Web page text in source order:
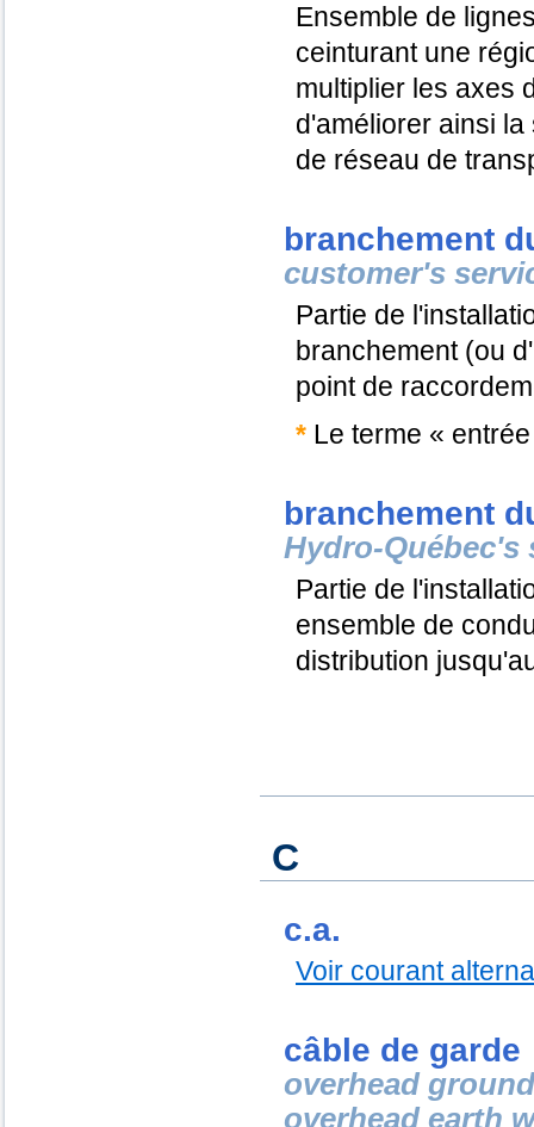
Ensemble de
ceinturant une
multiplier les axes
d'améliorer ainsi
de réseau de
branchement
customer's
Partie de
branchement (ou
point de
* Le terme «
branchement
Hydro-Québec's
Partie de
ensemble de
distribution
C
c.a.
Voir courant
câble de garde
overhead
overhead earth